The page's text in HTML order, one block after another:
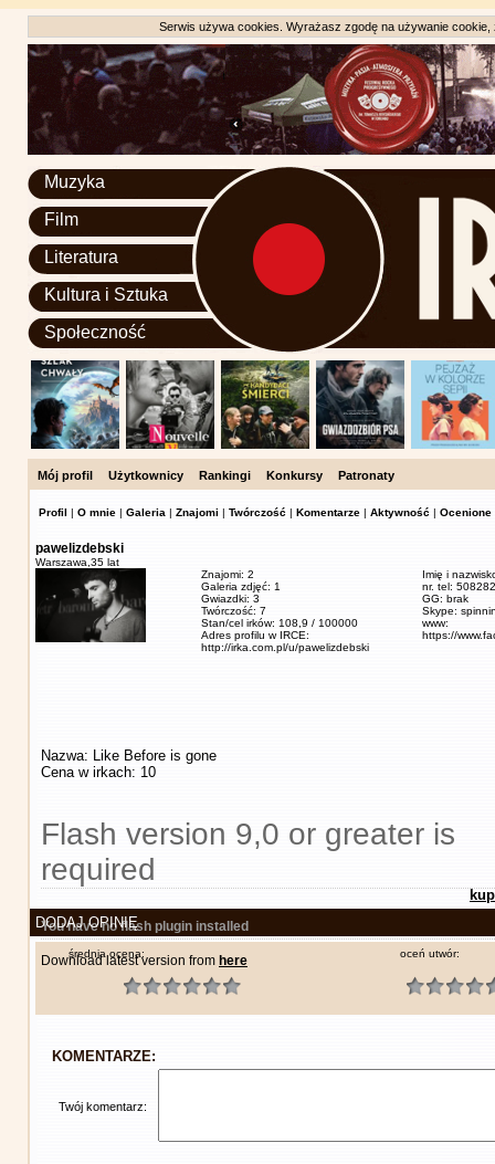
Serwis używa cookies. Wyrażasz zgodę na używanie
Muzyka
Film
Literatura
Kultura i Sztuka
Społeczność
Mój profil Użytkownicy Rankingi Konkursy Patronaty
Profil | O mnie | Galeria | Znajomi | Twórczość | Komentarze | Aktywność | Ocenione
pawelizdebski
Warszawa, 35 lat
Znajomi: 2
Galeria zdjęć: 1
Gwiazdki: 3
Twórczość: 7
Stan/cel irków: 108,9 / 100000
Adres profilu w IRCE:
http://irka.com.pl/u/pawelizdebski
Imię i
nr. tel:
GG: brak
Skype:
www:
https://
Nazwa: Like Before is gone
Cena w irkach: 10
Flash version 9,0 or greater is
required
You have no flash plugin installed
Download latest version from here
DODAJ OPINIĘ
średnia ocena: oceń utwór:
KOMENTARZE:
Twój komentarz: